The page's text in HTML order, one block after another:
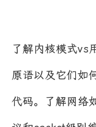
了解内核模式vs
原语以及它们如
代码。了解网络